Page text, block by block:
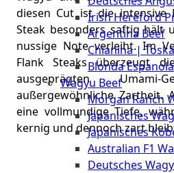
Stuttgart
Irish Hereford
Argentina Beef
Chianina |
Blonda
Wagyu Beef
Morgan Ranch
Japanisches
Japanisches
Australian F1
Deutsches
diesen Cut ist die intensive
Steak besonders saftig hält
nussige Note verleiht. Im
Flank Steaks überzeugt
ausgeprägten
außergewöhnliche Zartheit.
eine vollmundige Tiefe,
kernig und dennoch zart